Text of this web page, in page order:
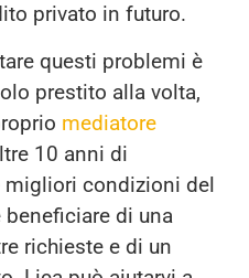
privato in futuro.
questi problemi è
prestito alla volta,
mediatore
10 anni di
migliori condizioni del
di una
richieste e di un